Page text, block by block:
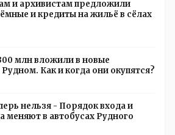
иначе?
и архивистам предложили
и кредиты на жильё в сёлах
млн вложили в новые
Как и когда они окупятся?
нельзя - Порядок входа и
меняют в автобусах Рудного